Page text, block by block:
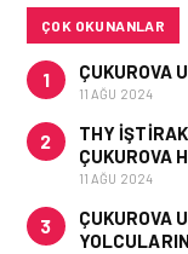
ÇOK OKUNANLAR
1 ÇUKUROVA
11 AĞU 2024
2
THY
ÇUKUROVA
11 AĞU 2024
3
ÇUKUROVA